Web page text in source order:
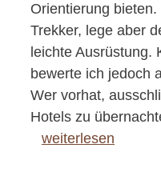
Orientierung
Trekker, lege aber
leichte Ausrüstung.
bewerte ich jedoch
Wer vorhat,
Hotels zu
weiterlesen